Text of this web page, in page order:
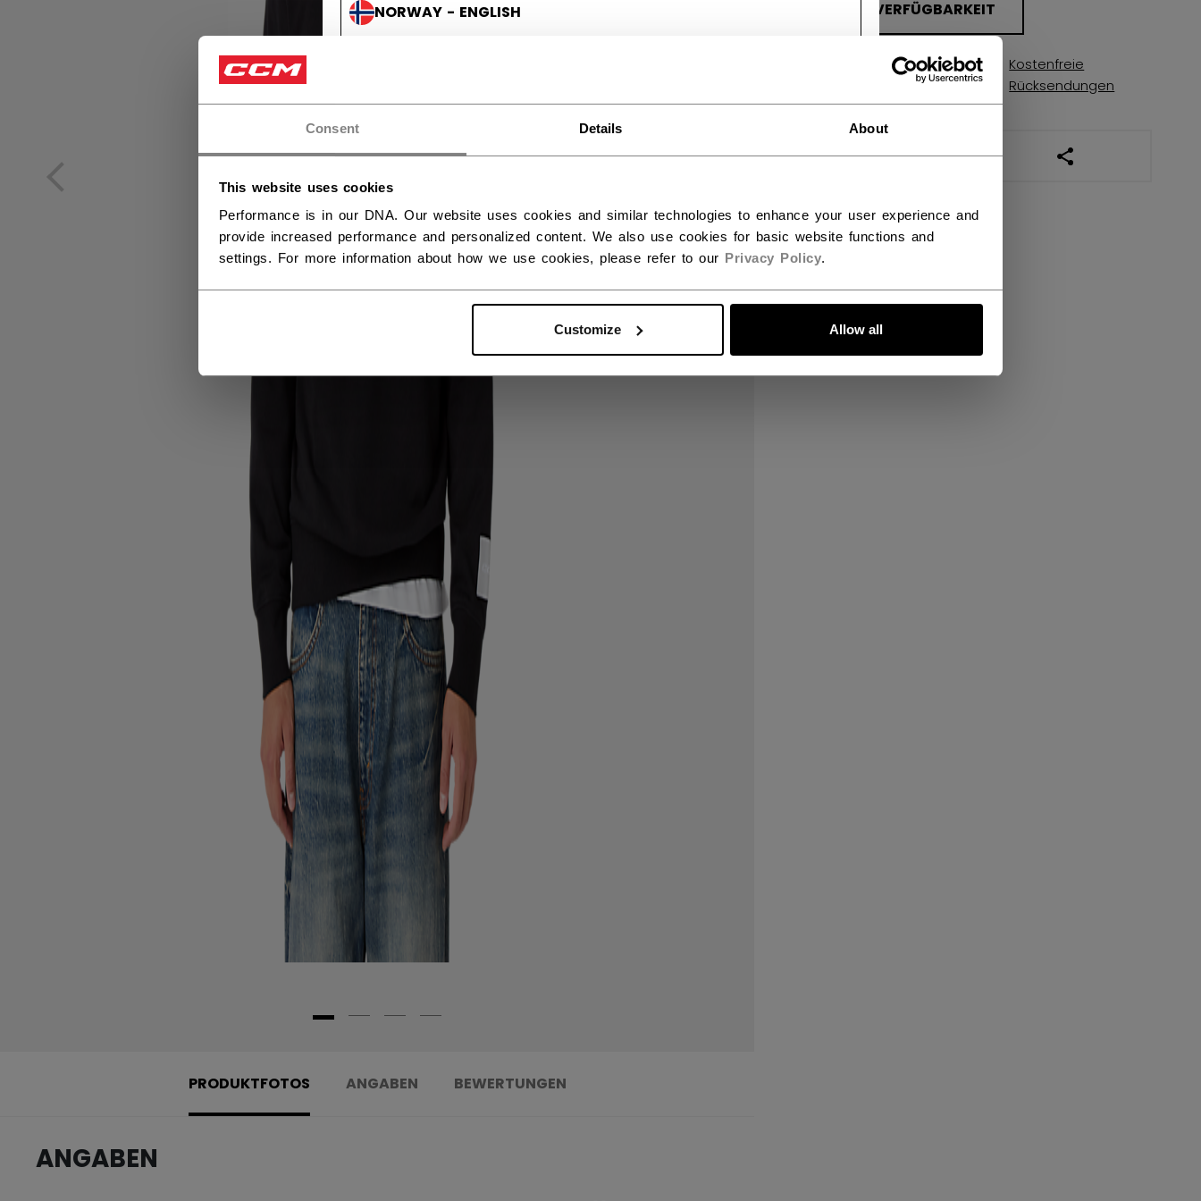
Consent Details About
This website uses cookies
Performance is in our DNA. Our website uses cookies and similar technologies to enhance your user experience and
provide increased performance and personalized content. We also use cookies for basic website functions and
settings. For more information about how we use cookies, please refer to our Privacy Policy.
Customize Allow all
NORWAY - ENGLISH FILIALVERFÜGBARKEIT
Versandbestimmungen
Kostenfreie
Rücksendungen
LINKS ZUM TEILEN
PRODUKTFOTOS ANGABEN BEWERTUNGEN
ANGABEN